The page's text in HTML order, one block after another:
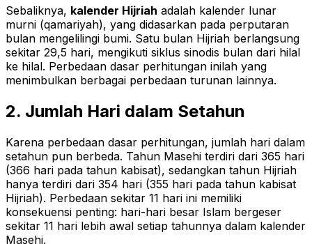
Sebaliknya, kalender Hijriah adalah kalender lunar
murni (qamariyah), yang didasarkan pada perputaran
bulan mengelilingi bumi. Satu bulan Hijriah berlangsung
sekitar 29,5 hari, mengikuti siklus sinodis bulan dari hilal
ke hilal. Perbedaan dasar perhitungan inilah yang
menimbulkan berbagai perbedaan turunan lainnya.
2. Jumlah Hari dalam Setahun
Karena perbedaan dasar perhitungan, jumlah hari dalam
setahun pun berbeda. Tahun Masehi terdiri dari 365 hari
(366 hari pada tahun kabisat), sedangkan tahun Hijriah
hanya terdiri dari 354 hari (355 hari pada tahun kabisat
Hijriah). Perbedaan sekitar 11 hari ini memiliki
konsekuensi penting: hari-hari besar Islam bergeser
sekitar 11 hari lebih awal setiap tahunnya dalam kalender
Masehi.